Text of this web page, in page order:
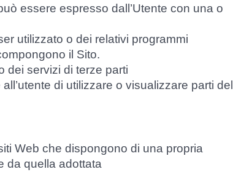
essere espresso dall’Utente con una o
utilizzato o dei relativi programmi
il Sito.
dei servizi di terze parti
di utilizzare o visualizzare parti del
Web che dispongono di una propria
da quella adottata